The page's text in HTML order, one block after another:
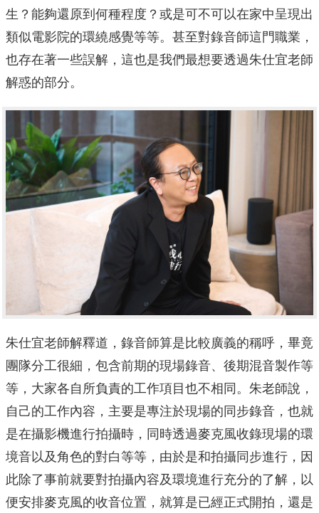
生？能夠還原到何種程度？或是可不可以在家中呈現出
類似電影院的環繞感覺等等。甚至對錄音師這門職業，
也存在著一些誤解，這也是我們最想要透過朱仕宜老師
解惑的部分。
朱仕宜老師解釋道，錄音師算是比較廣義的稱呼，畢竟
團隊分工很細，包含前期的現場錄音、後期混音製作等
等，大家各自所負責的工作項目也不相同。朱老師說，
自己的工作內容，主要是專注於現場的同步錄音，也就
是在攝影機進行拍攝時，同時透過麥克風收錄現場的環
境音以及角色的對白等等，由於是和拍攝同步進行，因
此除了事前就要對拍攝內容及環境進行充分的了解，以
便安排麥克風的收音位置，就算是已經正式開拍，還是